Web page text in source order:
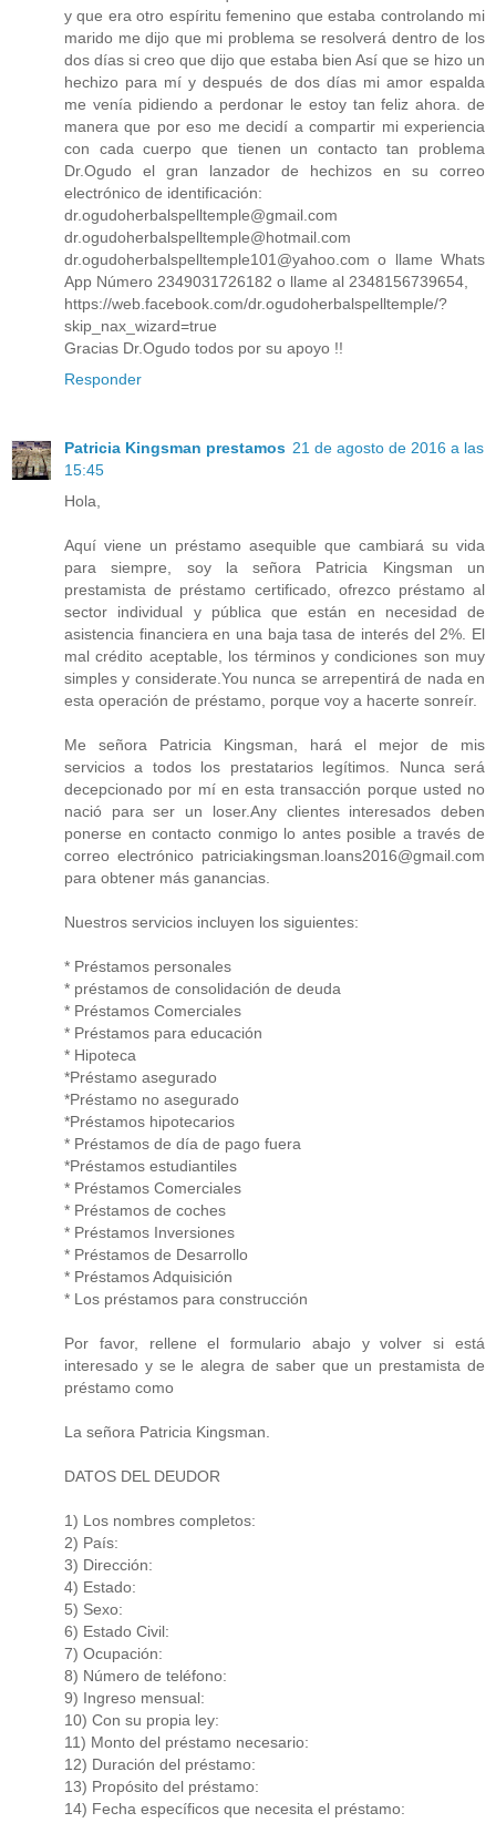
y que era otro espíritu femenino que estaba controlando mi
marido me dijo que mi problema se resolverá dentro de los
dos días si creo que dijo que estaba bien Así que se hizo un
hechizo para mí y después de dos días mi amor espalda
me venía pidiendo a perdonar le estoy tan feliz ahora. de
manera que por eso me decidí a compartir mi experiencia
con cada cuerpo que tienen un contacto tan problema
Dr.Ogudo el gran lanzador de hechizos en su correo
electrónico de identificación:
dr.ogudoherbalspelltemple@gmail.com
dr.ogudoherbalspelltemple@hotmail.com
dr.ogudoherbalspelltemple101@yahoo.com o llame Whats
App Número 2349031726182 o llame al 2348156739654,
https://web.facebook.com/dr.ogudoherbalspelltemple/?
skip_nax_wizard=true
Gracias Dr.Ogudo todos por su apoyo !!
Responder
Patricia Kingsman prestamos 21 de agosto de 2016 a las
15:45
Hola,
Aquí viene un préstamo asequible que cambiará su vida
para siempre, soy la señora Patricia Kingsman un
prestamista de préstamo certificado, ofrezco préstamo al
sector individual y pública que están en necesidad de
asistencia financiera en una baja tasa de interés del 2%. El
mal crédito aceptable, los términos y condiciones son muy
simples y considerate.You nunca se arrepentirá de nada en
esta operación de préstamo, porque voy a hacerte sonreír.
Me señora Patricia Kingsman, hará el mejor de mis
servicios a todos los prestatarios legítimos. Nunca será
decepcionado por mí en esta transacción porque usted no
nació para ser un loser.Any clientes interesados ​​deben
ponerse en contacto conmigo lo antes posible a través de
correo electrónico patriciakingsman.loans2016@gmail.com
para obtener más ganancias.
Nuestros servicios incluyen los siguientes:
* Préstamos personales
* préstamos de consolidación de deuda
* Préstamos Comerciales
* Préstamos para educación
* Hipoteca
*Préstamo asegurado
*Préstamo no asegurado
*Préstamos hipotecarios
* Préstamos de día de pago fuera
*Préstamos estudiantiles
* Préstamos Comerciales
* Préstamos de coches
* Préstamos Inversiones
* Préstamos de Desarrollo
* Préstamos Adquisición
* Los préstamos para construcción
Por favor, rellene el formulario abajo y volver si está
interesado y se le alegra de saber que un prestamista de
préstamo como
La señora Patricia Kingsman.
DATOS DEL DEUDOR
1) Los nombres completos:
2) País:
3) Dirección:
4) Estado:
5) Sexo:
6) Estado Civil:
7) Ocupación:
8) Número de teléfono:
9) Ingreso mensual:
10) Con su propia ley:
11) Monto del préstamo necesario:
12) Duración del préstamo:
13) Propósito del préstamo:
14) Fecha específicos que necesita el préstamo: